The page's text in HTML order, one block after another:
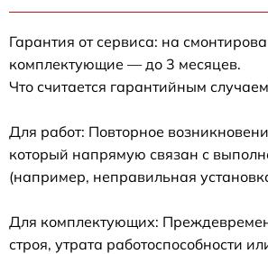
Гарантия от сервиса: на
комплектующие — до 3 месяцев.
Что считается гарантийным
Для работ: Повторное
который напрямую связан с
(например, неправильная
Для комплектующих:
строя, утрата работоспособности